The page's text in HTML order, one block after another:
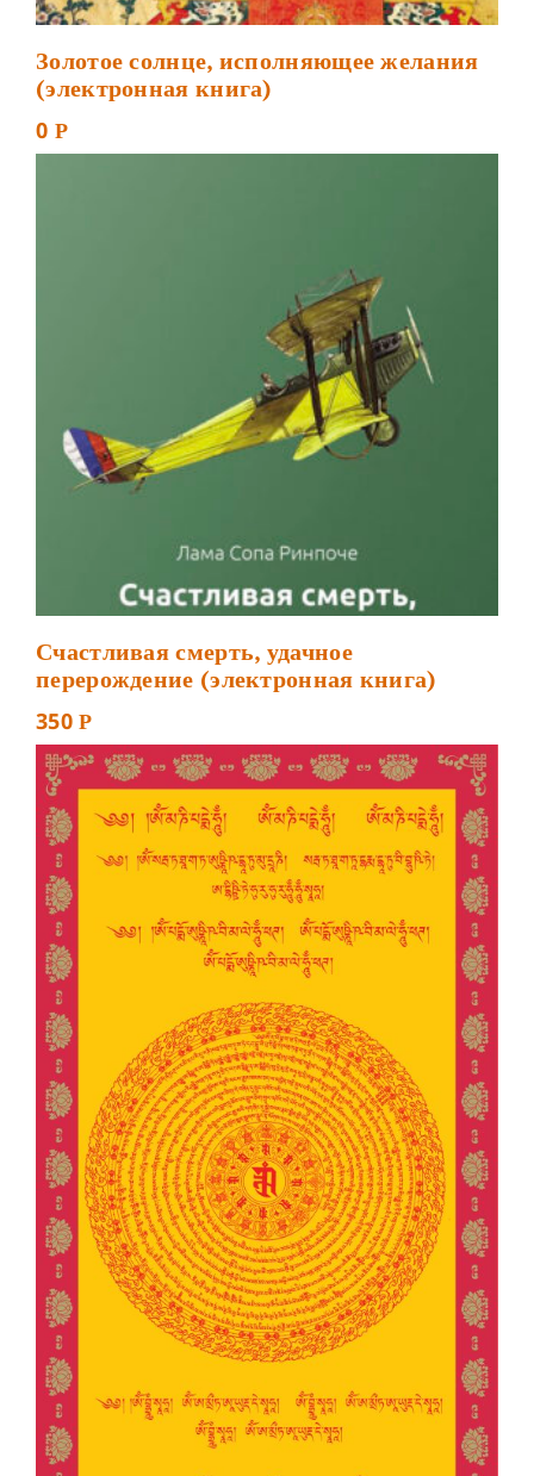
Золотое солнце, исполняющее желания
(электронная книга)
0 Р
Счастливая смерть, удачное
перерождение (электронная книга)
350Р